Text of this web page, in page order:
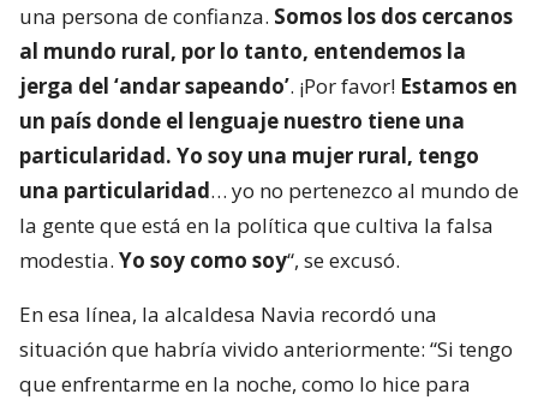
una persona de confianza. Somos los dos cercanos
al mundo rural, por lo tanto, entendemos la
jerga del ‘andar sapeando’. ¡Por favor! Estamos en
un país donde el lenguaje nuestro tiene una
particularidad. Yo soy una mujer rural, tengo
una particularidad… yo no pertenezco al mundo de
la gente que está en la política que cultiva la falsa
modestia. Yo soy como soy“, se excusó.
En esa línea, la alcaldesa Navia recordó una
situación que habría vivido anteriormente: “Si tengo
que enfrentarme en la noche, como lo hice para